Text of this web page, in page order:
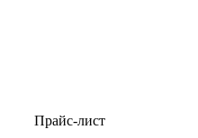
Прайс-лист